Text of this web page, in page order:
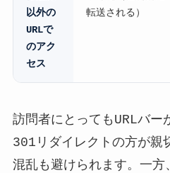
以外の
URLで
のアク
セス
転送される）
訪問者にとってもURLバー
301リダイレクトの方が親
混乱も避けられます。一